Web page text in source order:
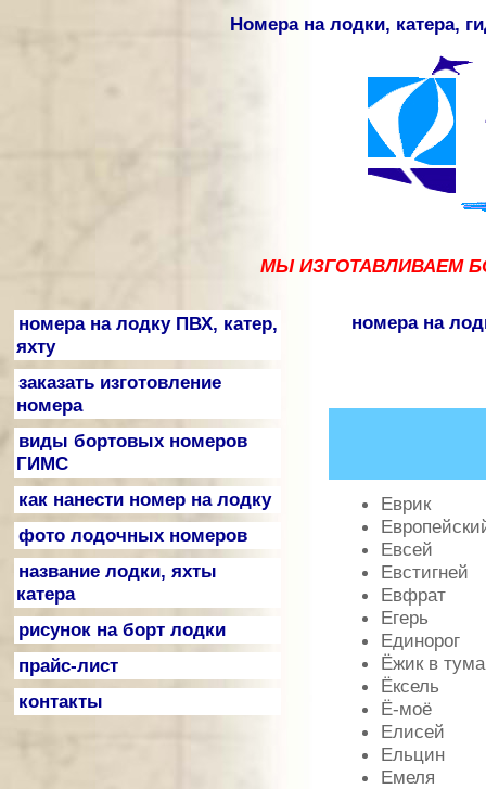
Номера на лодки, катера,
МЫ ИЗГОТАВЛИВАЕМ
номера на лодку ПВХ, катер,
яхту
заказать изготовление
номера
виды бортовых номеров
ГИМС
как нанести номер на лодку
фото лодочных номеров
название лодки, яхты
катера
рисунок на борт лодки
прайс-лист
контакты
номера на
Еврик
Евсей
Евстигней
Евфрат
Егерь
Единорог
Ёжик в
Ёксель
Ё-моё
Елисей
Ельцин
Емеля